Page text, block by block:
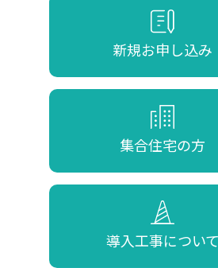
新規お申し込み
集合住宅の方
導入工事について